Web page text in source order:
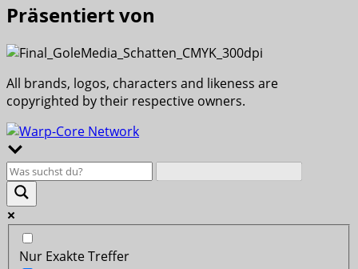
Präsentiert von
All brands, logos, characters and likeness are
copyrighted by their respective owners.
Nur Exakte Treffer